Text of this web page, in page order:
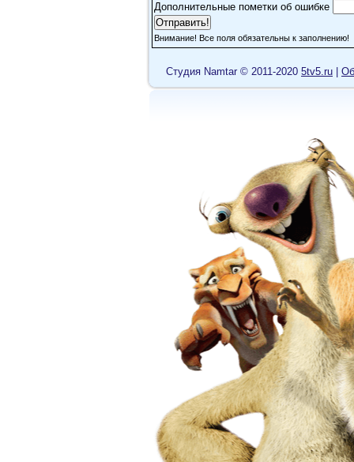
Дополнительные пометки об ошибке
Внимание! Все поля обязательны к заполнению!
Cтудия Namtar © 2011-2020 5tv5.ru